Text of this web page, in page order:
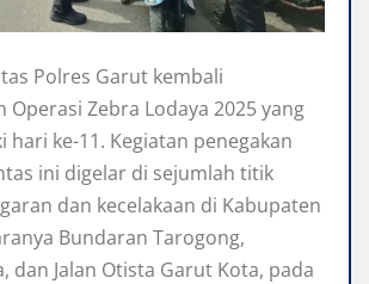
Polres Garut kembali
Operasi Zebra Lodaya 2025 yang
hari ke-11. Kegiatan penegakan
ini digelar di sejumlah titik
dan kecelakaan di Kabupaten
Bundaran Tarogong,
dan Jalan Otista Garut Kota, pada